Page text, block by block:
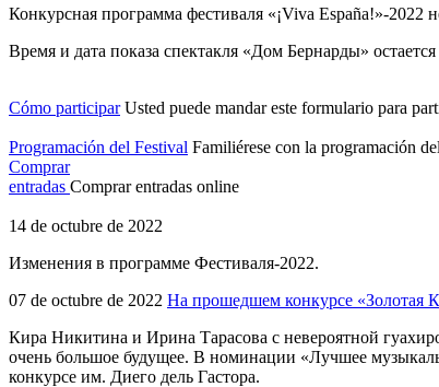
Конкурсная программа фестиваля «¡Viva España!»-2022
Время и дата показа спектакля «Дом Бернарды»
Cómo participar Usted puede mandar este formulario para
Programación del Festival Familiérese con la programación
Comprar
entradas Comprar entradas online
14 de octubre de 2022
Изменения в программе Фестиваля-2022.
07 de octubre de 2022 На прошедшем конкурсе «Золотая
Кира Никитина и Ирина Тарасова с невероятной
очень большое будущее. В номинации «Лучшее
конкурсе им. Диего дель Гастора.